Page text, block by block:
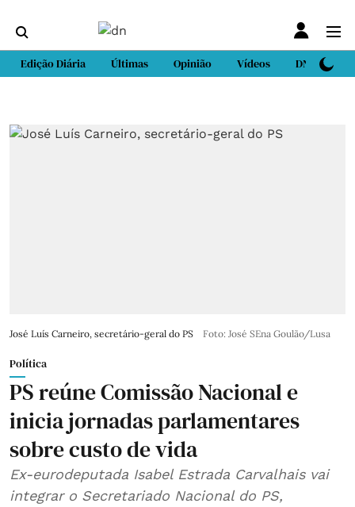
Edição Diária Últimas Opinião Vídeos DN Sport
José Luís Carneiro, secretário-geral do PS Foto: José SEna Goulão/Lusa
Política
PS reúne Comissão Nacional e
inicia jornadas parlamentares
sobre custo de vida
Ex-eurodeputada Isabel Estrada Carvalhais vai
integrar o Secretariado Nacional do PS,